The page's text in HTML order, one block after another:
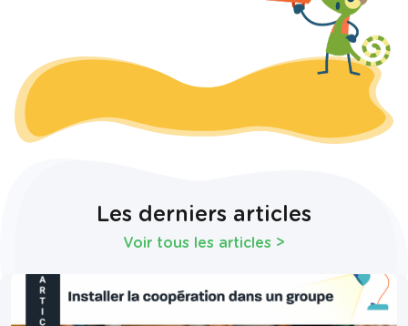
Les derniers articles
Voir tous les articles >